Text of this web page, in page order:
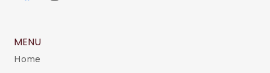
MENU
Home